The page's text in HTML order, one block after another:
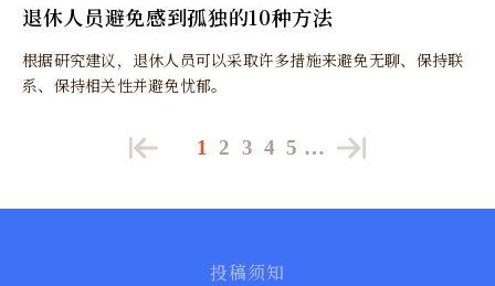
退休人员避免感到孤独的10种方法
根据研究建议，退休人员可以采取许多措施来避免无聊、保持联
系、保持相关性并避免忧郁。
1 2 3 4 5 …
投稿须知